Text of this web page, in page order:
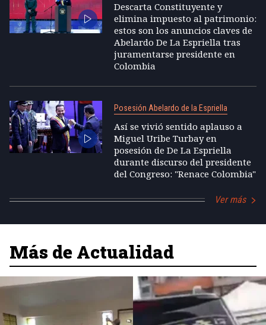
Descarta Constituyente y
elimina impuesto al patrimonio:
estos son los anuncios claves de
Abelardo De La Espriella tras
juramentarse presidente en
Colombia
Posesión Abelardo de la Espriella
Así se vivió sentido aplauso a
Miguel Uribe Turbay en
posesión de De La Espriella
durante discurso del presidente
del Congreso: "Renace Colombia"
Ver más
Más de Actualidad